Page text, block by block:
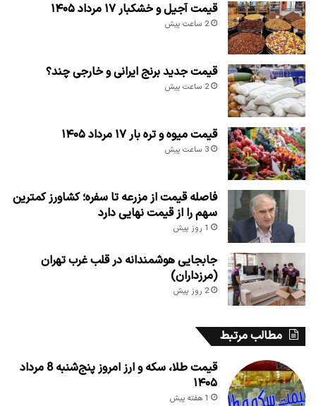
قیمت آجیل و خشکبار ۱۷ مرداد ۱۴۰۵
2 ساعت پیش
قیمت جدید برنج ایرانی و خارجی چند؟
2 ساعت پیش
قیمت میوه و تره بار ۱۷ مرداد ۱۴۰۵
3 ساعت پیش
فاصله قیمت از مزرعه تا سفره؛ کشاورز کمترین
سهم را از قیمت نهایی دارد
1 روز پیش
جابجایی هوشمندانه در قلب غرب تهران
(مرزداران)
2 روز پیش
مطالب مرتبط
قیمت طلا، سکه و ارز امروز پنج‌شنبه 8 مرداد
۱۴۰۵
1 هفته پیش